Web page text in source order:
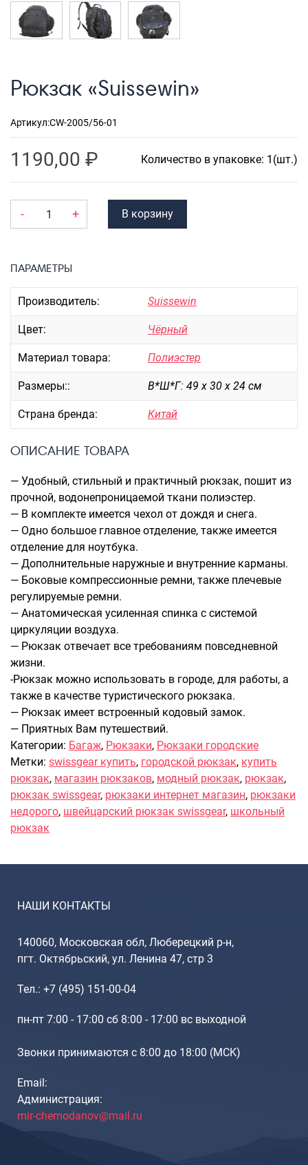
Ранцы школьные
Рюкзаки детские
Рюкзаки для охоты-рыбалки
Планшеты
ЧЕХЛЫ ДЛЯ ЧЕМОДАНОВ
Мешки для обуви
Пеналы для школы
Новинки
Багаж
Чемоданы оптом
Чемоданы на колесах
Чемоданы детские
Пилоты на колесах
Рюкзаки детские для детских
чемоданов
Бьюти-кейсы
Саквояжи
Распродажа
Сумки колесные
Сумки спортивные
Сумки поясные
Сумки пляжные
Сумки для ноутбуков
Сумки-тележки хозяйственные
Сумки-рюкзаки на колёсах
Сумки детские
Рюкзаки
Рюкзаки городские
Рюкзаки на колесах
Кейсы и планшеты
Кейсы
Аксессуары
Пеналы для школы
Рюкзак «Suissewin»
Артикул:CW-2005/56-01
1190,00 ₽ Количество в упаковке: 1(шт.)
- + В корзину
ПАРАМЕТРЫ
Производитель: Suissewin
Цвет: Чёрный
Материал товара: Полиэстер
Размеры:: В*Ш*Г: 49 х 30 х 24 см
Страна бренда: Китай
ОПИСАНИЕ ТОВАРА
— Удобный, стильный и практичный рюкзак, пошит из
прочной, водонепроницаемой ткани полиэстер.
— В комплекте имеется чехол от дождя и снега.
— Одно большое главное отделение, также имеется
отделение для ноутбука.
— Дополнительные наружные и внутренние карманы.
— Боковые компрессионные ремни, также плечевые
регулируемые ремни.
— Анатомическая усиленная спинка с системой
циркуляции воздуха.
— Рюкзак отвечает все требованиям повседневной
жизни.
-Рюкзак можно использовать в городе, для работы, а
также в качестве туристического рюкзака.
— Рюкзак имеет встроенный кодовый замок.
— Приятных Вам путешествий.
Категории: Багаж, Рюкзаки, Рюкзаки городские
Метки: swissgear купить, городской рюкзак, купить
рюкзак, магазин рюкзаков, модный рюкзак, рюкзак,
рюкзак swissgear, рюкзаки интернет магазин, рюкзаки
недорого, швейцарский рюкзак swissgear, школьный
рюкзак
НАШИ КОНТАКТЫ
140060, Московская обл, Люберецкий р-н,
пгт. Октябрьский, ул. Ленина 47, стр 3
Тел.: +7 (495) 151-00-04
пн-пт 7:00 - 17:00 сб 8:00 - 17:00 вс выходной
Звонки принимаются с 8:00 до 18:00 (МCK)
Email:
Администрация:
mir-chemodanov@mail.ru